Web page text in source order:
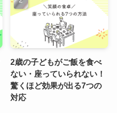
2歳の子どもがご飯を食べ
ない・座っていられない！
驚くほど効果が出る7つの
対応